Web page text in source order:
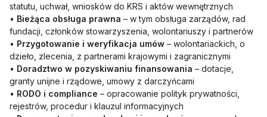
statutu, uchwał, wniosków do KRS i aktów wewnętrznych
• Bieżąca obsługa prawna – w tym obsługa zarządów, rad
fundacji, członków stowarzyszenia, wolontariuszy i partnerów
• Przygotowanie i weryfikacja umów – wolontariackich, o
dzieło, zlecenia, z partnerami krajowymi i zagranicznymi
• Doradztwo w pozyskiwaniu finansowania – dotacje,
granty unijne i rządowe, umowy z darczyńcami
• RODO i compliance – opracowanie polityk prywatności,
rejestrów, procedur i klauzul informacyjnych